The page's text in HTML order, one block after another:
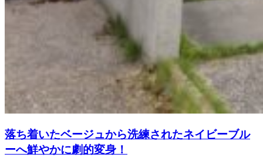
落ち着いたベージュから洗練されたネイビーブル
ーへ鮮やかに劇的変身！